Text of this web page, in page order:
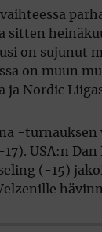
sitten
on sujunut
on muun
ja Nordic
-
USA:n Dan
(-15)